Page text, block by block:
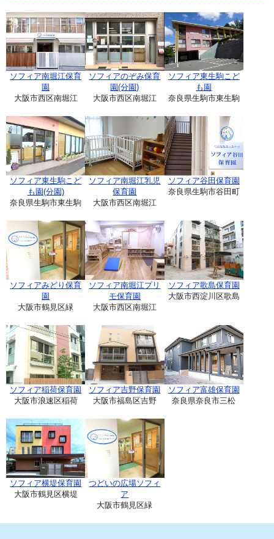
ソフィア南堀江保育
園
大阪市西区南堀江
ソフィアのぞみ保育
園(分園)
大阪市西区南堀江
ソフィア東生駒こど
も園
奈良県生駒市東生駒
ソフィア東生駒こど
も園(分園)
奈良県生駒市東生駒
ソフィア南堀江乳児
保育園
大阪市西区南堀江
ソフィア谷田保育園
奈良県生駒市谷田町
ソフィアみどり保育
園
大阪市鶴見区緑
ソフィア南堀江プリ
モ保育園
大阪市西区南堀江
ソフィア歌島保育園
大阪市西淀川区歌島
ソフィア稲荷保育園
大阪市浪速区稲荷
ソフィア吉野保育園
大阪市福島区吉野
ソフィア富雄保育園
奈良県奈良市三松
ソフィア横堤保育園
大阪市鶴見区横堤
つどいの広場ソフィ
ア
大阪市鶴見区緑